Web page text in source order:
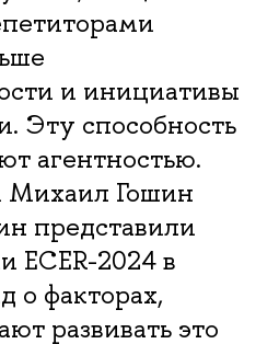
и инициативы
Эту способность
агентностью.
Михаил Гошин
представили
ECER-2024 в
о факторах,
развивать это